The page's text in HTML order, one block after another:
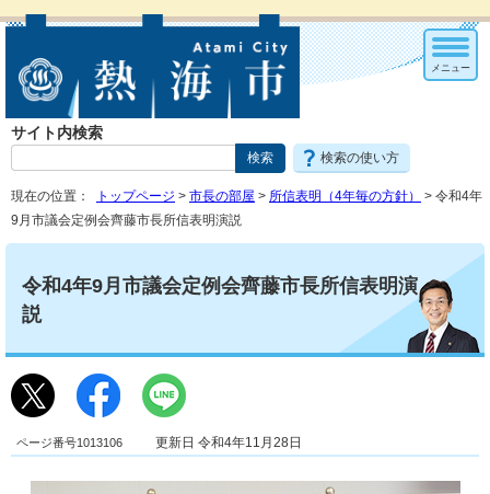
サイト内検索
検索の使い方
メニュー
現在の位置： トップページ > 市長の部屋 > 所信表明（4年毎の方針）
> 令和4年
9月市議会定例会齊藤市長所信表明演説
令和4年9月市議会定例会齊藤市長所信表明演
説
ページ番号1013106 更新日 令和4年11月28日